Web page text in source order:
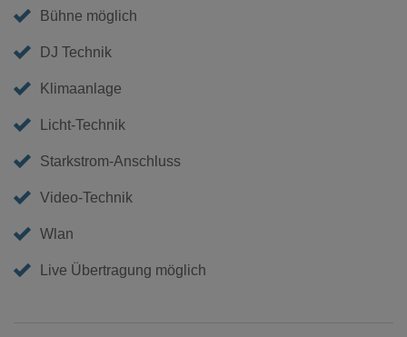
Bühne möglich
DJ Technik
Klimaanlage
Licht-Technik
Starkstrom-Anschluss
Video-Technik
Wlan
Live Übertragung möglich